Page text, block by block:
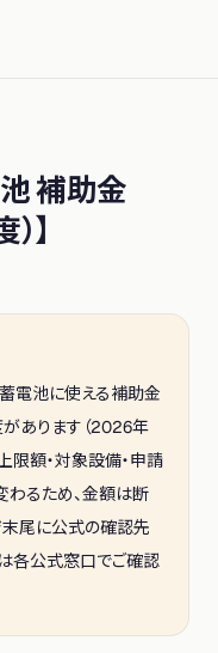
補助金
】
電池に使える補助金
があります（2026年
限額・対象設備・申請
わるため、金額は断
末尾に公式の確認先
各公式窓口でご確認